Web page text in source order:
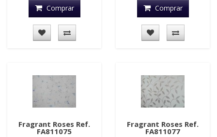
Comprar Comprar
Fragrant Roses Ref.
FA811075
Fragrant Roses Ref.
FA811077